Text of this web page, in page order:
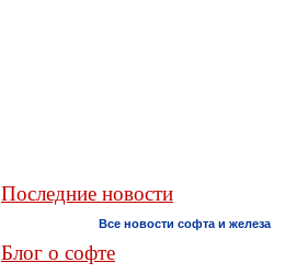
Последние новости
Все новости софта и железа
Блог о софте